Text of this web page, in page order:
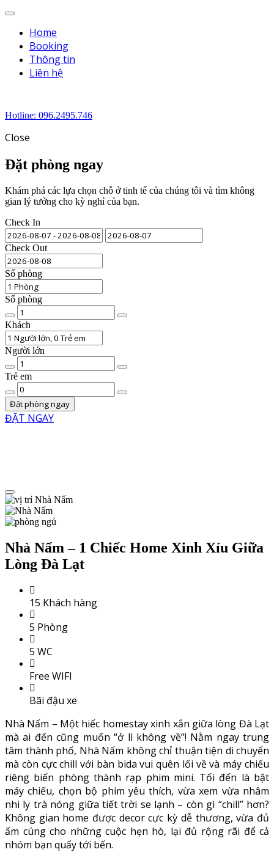
Menu
Home
Booking
Thông tin
Liên hệ
Hotline: 096.2495.746
Close
Đặt phòng ngay
Khám phá các lựa chọn chỗ ở tinh tế của chúng tôi và tìm không
gian lý tưởng cho kỳ nghỉ của bạn.
Check In
Check Out
Số phòng
Số phòng
Chất
lượng
phòng
Khách
Người lớn
lượng
người
lớn
Trẻ em
trẻ
emĐặt phòng ngay
ĐẶT NGAY
Menu
Nhà Nấm – 1 Chiếc Home Xinh Xỉu Giữa
Lòng Đà Lạt
15 Khách hàng
5 Phòng
5 WC
Free WIFI
Bãi đậu xe
Nhà Nấm – Một hiếc homestay xinh xắn giữa lòng Đà Lạt
mà ai đến cũng muốn “ở lì không về”! Nằm ngay trung
tâm thành phố, Nhà Nấm không chỉ thuận tiện di chuyển
mà còn cực chill với bàn bida vui quên lối về và máy chiếu
riêng biến phòng thành rạp phim mini. Tối đến là bật
máy chiếu, chọn bộ phim yêu thích, vừa xem vừa nhâm
nhi ly trà nóng giữa tiết trời se lạnh – còn gì “chill” hơn?
Không gian home được decor cực kỳ dễ thương, vừa đủ
ấm cúng cho những cuộc hẹn hò, lại đủ rộng rãi để cả
nhóm bạn quẩy tới bến.